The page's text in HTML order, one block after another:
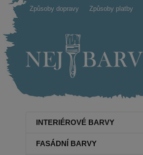
Způsoby dopravy Způsoby platby
INTERIÉROVÉ BARVY
FASÁDNÍ BARVY